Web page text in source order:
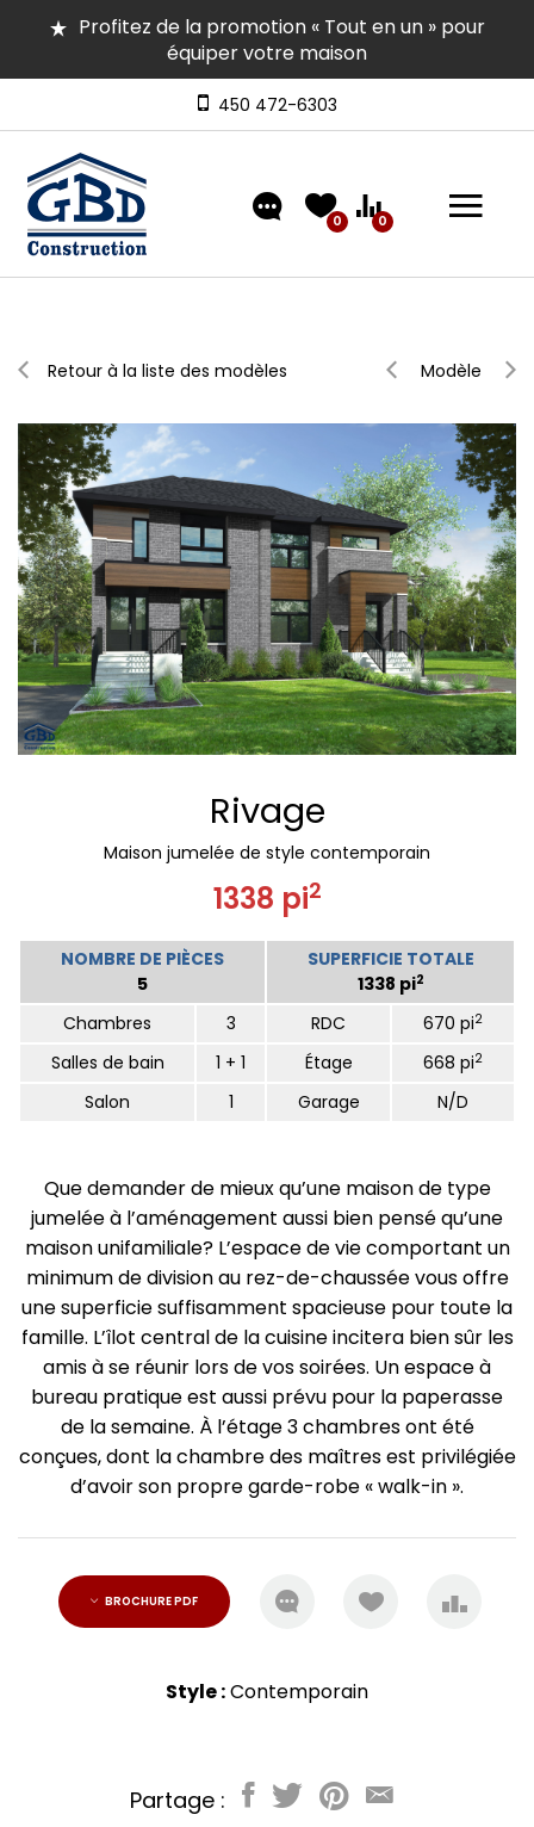
Profitez de la promotion « Tout en un » pour
équiper votre maison
Plusieurs maisons en inventaire pour occupation
rapide | Venez les visiter
Découvrez nos modèles comprenant un
aménagement extérieur de type « clé en main »
450 472-6303
0 0
Retour à la liste des modèles Modèle
Rivage
Maison jumelée de style contemporain
1338 pi2
NOMBRE DE PIÈCES
5
SUPERFICIE TOTALE
1338 pi2
Chambres 3 RDC 670 pi2
Salles de bain 1 + 1 Étage 668 pi2
Salon 1 Garage N/D
Que demander de mieux qu’une maison de type
jumelée à l’aménagement aussi bien pensé qu’une
maison unifamiliale? L’espace de vie comportant un
minimum de division au rez-de-chaussée vous offre
une superficie suffisamment spacieuse pour toute la
famille. L’îlot central de la cuisine incitera bien sûr les
amis à se réunir lors de vos soirées. Un espace à
bureau pratique est aussi prévu pour la paperasse
de la semaine. À l’étage 3 chambres ont été
conçues, dont la chambre des maîtres est privilégiée
d’avoir son propre garde-robe « walk-in ».
BROCHURE PDF
Style :Contemporain
Partage :